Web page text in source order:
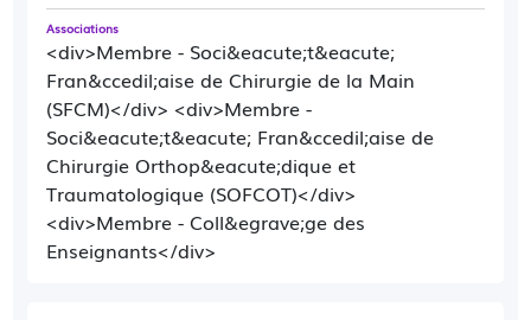
Associations
<div>Membre - Soci&eacute;t&eacute;
Fran&ccedil;aise de Chirurgie de la Main
(SFCM)</div> <div>Membre -
Soci&eacute;t&eacute; Fran&ccedil;aise de
Chirurgie Orthop&eacute;dique et
Traumatologique (SOFCOT)</div>
<div>Membre - Coll&egrave;ge des
Enseignants</div>